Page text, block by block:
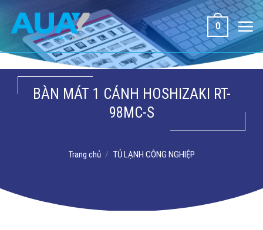
dung
0
BÀN MÁT 1 CÁNH HOSHIZAKI RT-
98MC-S
Trang chủ / TỦ LẠNH CÔNG NGHIỆP